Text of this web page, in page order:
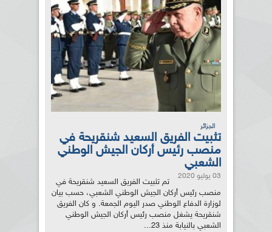
الجزائر
تثبيت الفريق السعيد شنقريحة في
منصب رئيس أركان الجيش الوطني
الشعبي
03 يوليو 2020
تم تثبيت الفريق السعيد شنقريحة في
منصب رئيس أركان الجيش الوطني الشعبي، حسب بيان
لوزارة الدفاع الوطني صدر اليوم الجمعة. و كان الفريق
شنقريحة يشغل منصب رئيس أركان الجيش الوطني
الشعبي بالنيابة منذ 23...